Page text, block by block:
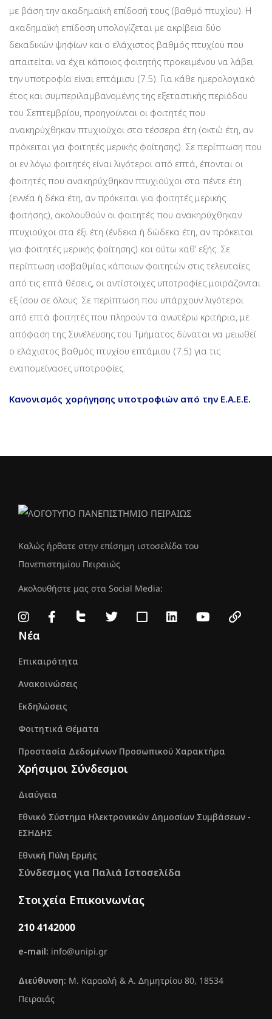
με βάση την ακαδημαϊκή επίδοσή τους (βαθμό πτυχίου). Η
ακαδημαϊκή επίδοση υπολογίζεται με ακρίβεια δύο
δεκαδικών ψηφίων και ο ελάχιστος βαθμός πτυχίου που
απαιτείται να έχει κάποιος φοιτητής προκειμένου να λάβει
την υποτροφία είναι επτάμισυ (7.5). Για κάθε ημερολογιακό
έτος και συμπεριλαμβανομένης της εξεταστικής περιόδου
του Σεπτεμβρίου, προηγούνται οι φοιτητές που
ανακηρύχθηκαν πτυχιούχοι στα τέσσερα έτη (οκτώ έτη, αν
πρόκειται για φοιτητές μερικής φοίτησης). Σε περίπτωση που
οι εν λόγω φοιτητές είναι λιγότεροι από επτά, έπονται οι
φοιτητές που ανακηρύχθηκαν πτυχιούχοι στα πέντε έτη
(εννέα ή δέκα έτη, αν πρόκειται για φοιτητές μερικής
φοιτήσης), ακολουθούν οι φοιτητές που ανακηρύχθηκαν
πτυχιούχοι στα έξι έτη (ένδεκα ή δώδεκα έτη, αν πρόκειται
για φοιτητές μερικής φοίτησης) και ούτω καθ’ εξής. Σε
περίπτωση ισοβαθμίας κάποιων φοιτητών στις τελευταίες
από τις επτά θέσεις, οι αντίστοιχες υποτροφίες μοιράζονται
εξ ίσου σε όλους. Σε περίπτωση που υπάρχουν λιγότεροι
από επτά φοιτητές που πληρούν τα ανωτέρω κριτήρια, με
απόφαση της Συνέλευσης του Τμήματος δύναται να μειωθεί
ο ελάχιστος βαθμός πτυχίου επτάμισυ (7.5) για τις
εναπομείνασες υποτροφίες.
Κανονισμός χορήγησης υποτροφιών από την Ε.Α.Ε.Ε.
Καλώς ήρθατε στην επίσημη ιστοσελίδα του
Πανεπιστημίου Πειραιώς
Ακολουθήστε μας στα Social Media:
Νέα
Επικαιρότητα
Ανακοινώσεις
Εκδηλώσεις
Φοιτητικά Θέματα
Προστασία Δεδομένων Προσωπικού Χαρακτήρα
Χρήσιμοι Σύνδεσμοι
Διαύγεια
Εθνικό Σύστημα Ηλεκτρονικών Δημοσίων Συμβάσεων -
ΕΣΗΔΗΣ
Εθνική Πύλη Ερμής
Σύνδεσμος για Παλιά Ιστοσελίδα
Στοιχεία Επικοινωνίας
210 4142000
e-mail: info@unipi.gr
Διεύθυνση: Μ. Καραολή & Α. Δημητρίου 80, 18534
Πειραιάς